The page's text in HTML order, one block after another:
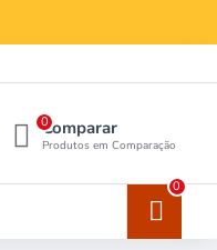
Comparar
Produtos em Comparação
0
0